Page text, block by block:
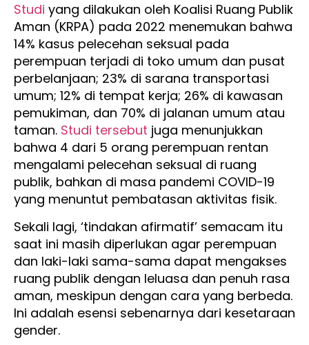
Studi yang dilakukan oleh Koalisi Ruang Publik
Aman (KRPA) pada 2022 menemukan bahwa
14% kasus pelecehan seksual pada
perempuan terjadi di toko umum dan pusat
perbelanjaan; 23% di sarana transportasi
umum; 12% di tempat kerja; 26% di kawasan
pemukiman, dan 70% di jalanan umum atau
taman. Studi tersebut juga menunjukkan
bahwa 4 dari 5 orang perempuan rentan
mengalami pelecehan seksual di ruang
publik, bahkan di masa pandemi COVID-19
yang menuntut pembatasan aktivitas fisik.
Sekali lagi, ‘tindakan afirmatif’ semacam itu
saat ini masih diperlukan agar perempuan
dan laki-laki sama-sama dapat mengakses
ruang publik dengan leluasa dan penuh rasa
aman, meskipun dengan cara yang berbeda.
Ini adalah esensi sebenarnya dari kesetaraan
gender.